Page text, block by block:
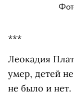
***
Леокадия
умер, детей
не было и нет.